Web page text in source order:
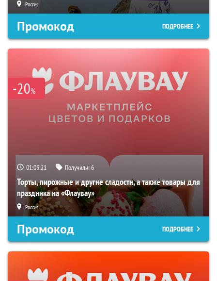
Россия
Промокод ПОДРОБНЕЕ
-20%
01:03:20 Получили:6
Торты, пирожные и другие сладости, а также товары для
праздника на «Флаувау»
Россия
Промокод ПОДРОБНЕЕ